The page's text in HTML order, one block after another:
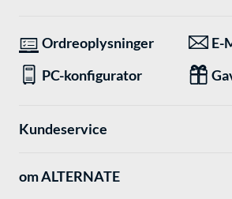
Ordreoplysninger
E-
PC-konfigurator
Kundeservice
om ALTERNATE